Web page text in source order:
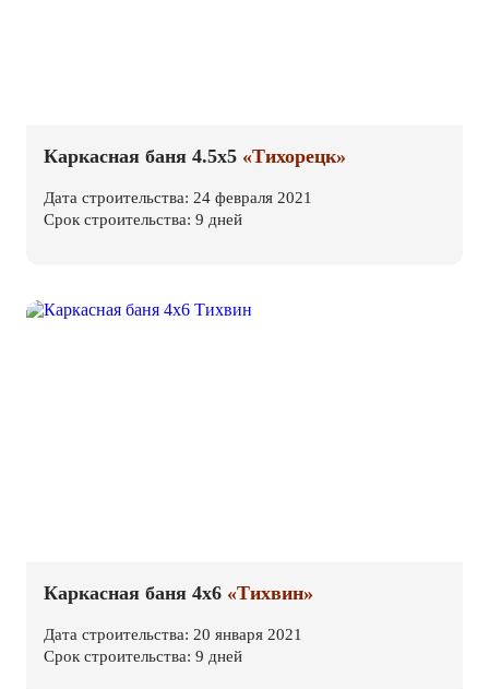
Каркасная баня 4.5х5 «Тихорецк»
Дата строительства: 24 февраля 2021
Срок строительства: 9 дней
Каркасная баня 4х6 «Тихвин»
Дата строительства: 20 января 2021
Срок строительства: 9 дней